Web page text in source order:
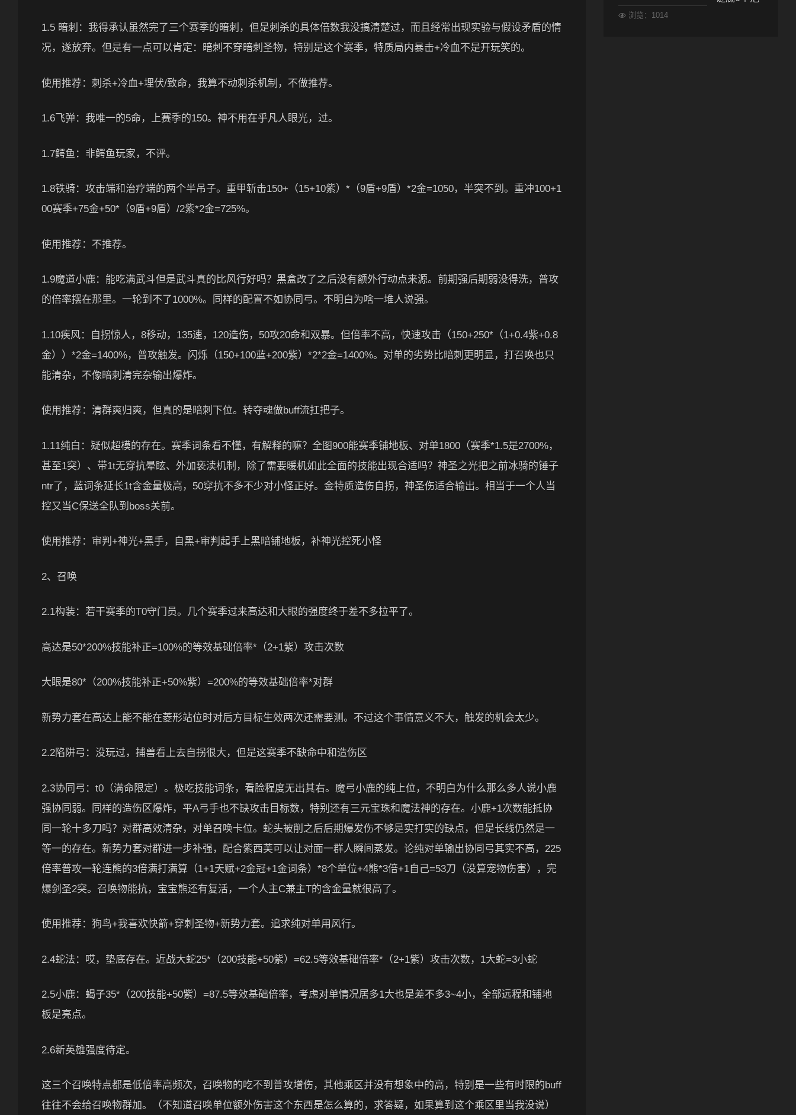
1.5 暗刺：我得承认虽然完了三个赛季的暗刺，但是刺杀的具体倍数我没搞清楚过，而且经常出现实验与假设矛盾的情
况，遂放弃。但是有一点可以肯定：暗刺不穿暗刺圣物，特别是这个赛季，特质局内暴击+冷血不是开玩笑的。
使用推荐：刺杀+冷血+埋伏/致命，我算不动刺杀机制，不做推荐。
1.6飞弹：我唯一的5命，上赛季的150。神不用在乎凡人眼光，过。
1.7鳄鱼：非鳄鱼玩家，不评。
1.8铁骑：攻击端和治疗端的两个半吊子。重甲斩击150+（15+10紫）*（9盾+9盾）*2金=1050，半突不到。重冲100+1
00赛季+75金+50*（9盾+9盾）/2紫*2金=725%。
使用推荐：不推荐。
1.9魔道小鹿：能吃满武斗但是武斗真的比风行好吗？黑盒改了之后没有额外行动点来源。前期强后期弱没得洗，普攻
的倍率摆在那里。一轮到不了1000%。同样的配置不如协同弓。不明白为啥一堆人说强。
1.10疾风：自拐惊人，8移动，135速，120造伤，50攻20命和双暴。但倍率不高，快速攻击（150+250*（1+0.4紫+0.8
金））*2金=1400%，普攻触发。闪烁（150+100蓝+200紫）*2*2金=1400%。对单的劣势比暗刺更明显，打召唤也只
能清杂，不像暗刺清完杂输出爆炸。
使用推荐：清群爽归爽，但真的是暗刺下位。转夺魂做buff流扛把子。
1.11纯白：疑似超模的存在。赛季词条看不懂，有解释的嘛？全图900能赛季铺地板、对单1800（赛季*1.5是2700%，
甚至1突）、带1t无穿抗晕眩、外加亵渎机制，除了需要暖机如此全面的技能出现合适吗？神圣之光把之前冰骑的锤子
ntr了，蓝词条延长1t含金量极高，50穿抗不多不少对小怪正好。金特质造伤自拐，神圣伤适合输出。相当于一个人当
控又当C保送全队到boss关前。
使用推荐：审判+神光+黑手，自黑+审判起手上黑暗铺地板，补神光控死小怪
2、召唤
2.1构装：若干赛季的T0守门员。几个赛季过来高达和大眼的强度终于差不多拉平了。
高达是50*200%技能补正=100%的等效基础倍率*（2+1紫）攻击次数
大眼是80*（200%技能补正+50%紫）=200%的等效基础倍率*对群
新势力套在高达上能不能在菱形站位时对后方目标生效两次还需要测。不过这个事情意义不大，触发的机会太少。
2.2陷阱弓：没玩过，捕兽看上去自拐很大，但是这赛季不缺命中和造伤区
2.3协同弓：t0（满命限定）。极吃技能词条，看脸程度无出其右。魔弓小鹿的纯上位，不明白为什么那么多人说小鹿
强协同弱。同样的造伤区爆炸，平A弓手也不缺攻击目标数，特别还有三元宝珠和魔法神的存在。小鹿+1次数能抵协
同一轮十多刀吗？对群高效清杂，对单召唤卡位。蛇头被削之后后期爆发伤不够是实打实的缺点，但是长线仍然是一
等一的存在。新势力套对群进一步补强，配合紫西芙可以让对面一群人瞬间蒸发。论纯对单输出协同弓其实不高，225
倍率普攻一轮连熊的3倍满打满算（1+1天赋+2金冠+1金词条）*8个单位+4熊*3倍+1自己=53刀（没算宠物伤害），完
爆剑圣2突。召唤物能抗，宝宝熊还有复活，一个人主C兼主T的含金量就很高了。
使用推荐：狗鸟+我喜欢快箭+穿刺圣物+新势力套。追求纯对单用风行。
2.4蛇法：哎，垫底存在。近战大蛇25*（200技能+50紫）=62.5等效基础倍率*（2+1紫）攻击次数，1大蛇=3小蛇
2.5小鹿：蝎子35*（200技能+50紫）=87.5等效基础倍率，考虑对单情况居多1大也是差不多3~4小，全部远程和铺地
板是亮点。
2.6新英雄强度待定。
这三个召唤特点都是低倍率高频次，召唤物的吃不到普攻增伤，其他乘区并没有想象中的高，特别是一些有时限的buff
往往不会给召唤物群加。（不知道召唤单位额外伤害这个东西是怎么算的，求答疑，如果算到这个乘区里当我没说）
浏览：1014